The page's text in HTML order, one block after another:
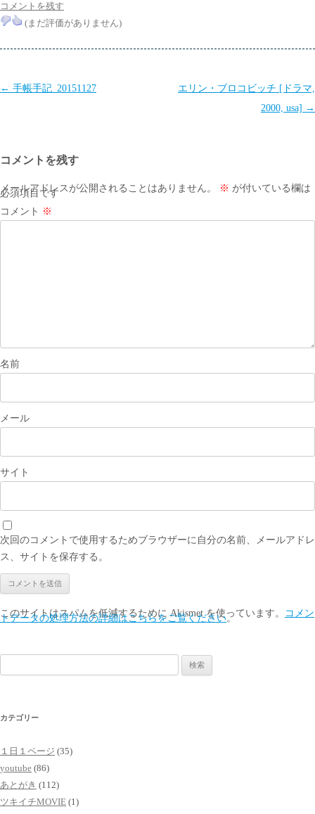
コメントを残す
(まだ評価がありません)
投
ゲ
ー
シ
← 手帳手記_20151127
エリン・ブロコビッチ [ドラマ,
2000, usa] →
コメントを残す
メールアドレスが公開されることはありません。 ※ が付いている欄は
必須項目です
コメント ※
名前
メール
サイト
次回のコメントで使用するためブラウザーに自分の名前、メールアドレ
ス、サイトを保存する。
このサイトはスパムを低減するために Akismet を使っています。 コメン
トデータの処理方法の詳細はこちらをご覧ください。
索:
カテゴリー
１日１ページ (35)
youtube (86)
あとがき (112)
ツキイチMOVIE (1)